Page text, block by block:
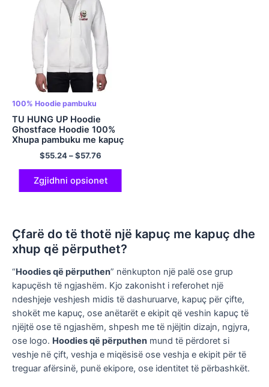
100% Hoodie pambuku
TU HUNG UP Hoodie
Ghostface Hoodie 100%
Xhupa pambuku me kapuç
për burra dhe gra
$55.24–$57.76
Zgjidhni opsionet
Çfarë do të thotë një kapuç me kapuç dhe
xhup që përputhet?
“Hoodies që përputhen” nënkupton një palë ose grup
kapuçësh të ngjashëm. Kjo zakonisht i referohet një
ndeshjeje veshjesh midis të dashuruarve, kapuç për çifte,
shokët me kapuç, ose anëtarët e ekipit që veshin kapuç të
njëjtë ose të ngjashëm, shpesh me të njëjtin dizajn, ngjyra,
ose logo. Hoodies që përputhen mund të përdoret si
veshje në çift, veshja e miqësisë ose veshja e ekipit për të
treguar afërsinë, punë ekipore, ose identitet të përbashkët.